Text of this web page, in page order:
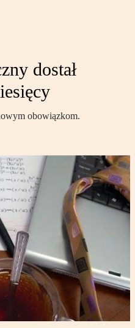
dostał
obowiązkom.